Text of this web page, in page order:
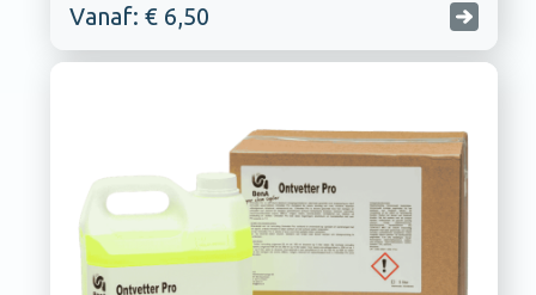
Vanaf: € 6,50